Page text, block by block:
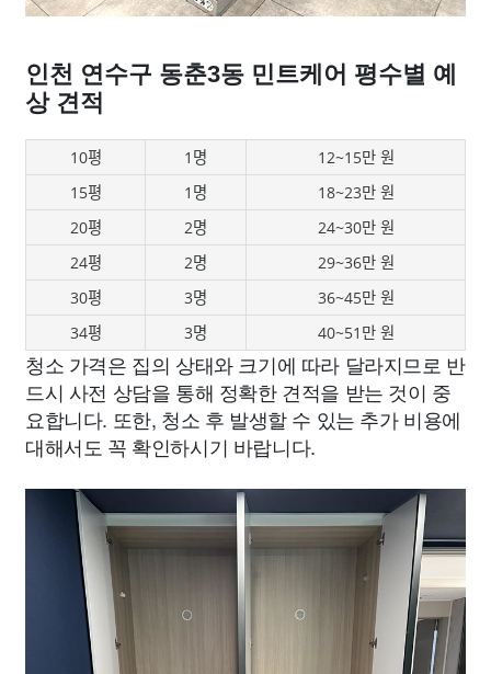
인천 연수구 동춘3동 민트케어 평수별 예
상 견적
10평 1명
12~15만 원
15평
1명
18~23만 원
20평
2명
24~30만 원
24평
2명
29~36만 원
30평
3명
36~45만 원
34평
3명 40~51만 원
청소 가격은 집의 상태와 크기에 따라 달라지므로 반
드시 사전 상담을 통해 정확한 견적을 받는 것이 중
요합니다. 또한, 청소 후 발생할 수 있는 추가 비용에
대해서도 꼭 확인하시기 바랍니다.